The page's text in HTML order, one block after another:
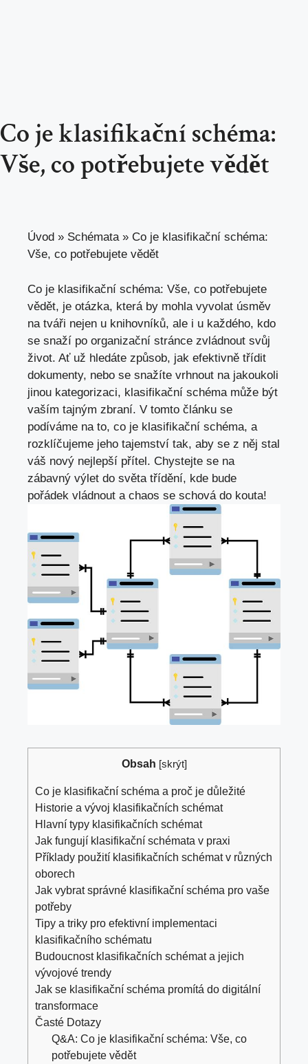
Co je klasifikační schéma:
Vše, co potřebujete vědět
Úvod » Schémata» Co je klasifikační schéma:
Vše, co potřebujete vědět
Co je klasifikační schéma: Vše, co potřebujete
vědět, je otázka, která by ‍mohla vyvolat ⁣úsměv
na tváři nejen u knihovníků, ale i u každého, kdo
se snaží po organizační stránce zvládnout svůj
život. Ať už hledáte způsob, jak efektivně třídit
dokumenty, nebo se snažíte ⁣vrhnout na jakoukoli
jinou kategorizaci, klasifikační schéma může být
vaším tajným zbraní. V tomto článku se
podíváme na to, co‌ je ‍klasifikační schéma, a
rozklíčujeme jeho tajemství ‍tak, aby se z něj stal
váš nový nejlepší přítel. Chystejte se na
zábavný výlet do světa třídění, ‍kde bude
pořádek vládnout a chaos⁣ se ⁤schová do kouta!
Obsah [skrýt]
Co⁣ je klasifikační⁢ schéma a proč je důležité
Historie a vývoj klasifikačních schémat
Hlavní typy klasifikačních schémat
Jak⁢ fungují klasifikační schémata v ⁢praxi
Příklady použití klasifikačních schémat⁤ v⁢ různých
oborech
Jak vybrat ​správné klasifikační schéma pro vaše
potřeby
Tipy a triky pro‌ efektivní implementaci
klasifikačního schématu
Budoucnost ⁤klasifikačních schémat a jejich
vývojové​ trendy
Jak se klasifikační schéma promítá do digitální
transformace
Časté Dotazy
Q&A: ‌Co je klasifikační schéma: Vše, co
potřebujete ⁢vědět